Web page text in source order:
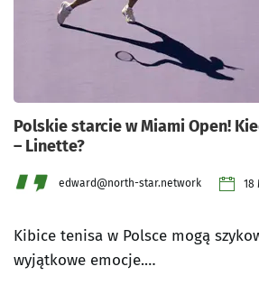
Polskie starcie w Miami Open!
– Linette?
edward@north-star.network 18
Kibice tenisa w Polsce mogą
wyjątkowe emocje.…